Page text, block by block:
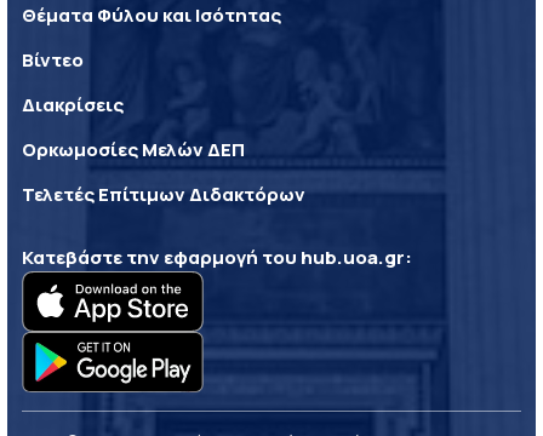
Θέματα Φύλου και Ισότητας
Βίντεο
Διακρίσεις
Ορκωμοσίες Μελών ΔΕΠ
Τελετές Επίτιμων Διδακτόρων
Κατεβάστε την εφαρμογή του hub.uoa.gr: